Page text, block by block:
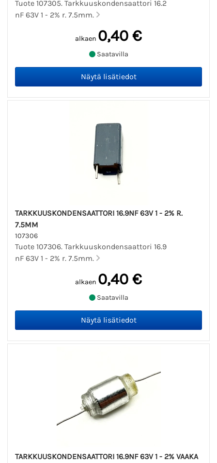
Tuote 107305. Tarkkuuskondensaattori 16.2
nF 63V 1 - 2% r. 7.5mm.
alkaen 0,40 €
Saatavilla
TARKKUUSKONDENSAATTORI 16.9NF 63V 1 - 2% R.
7.5MM
107306
Tuote 107306. Tarkkuuskondensaattori 16.9
nF 63V 1 - 2% r. 7.5mm.
alkaen 0,40 €
Saatavilla
TARKKUUSKONDENSAATTORI 16.9NF 63V 1 - 2% VAAKA